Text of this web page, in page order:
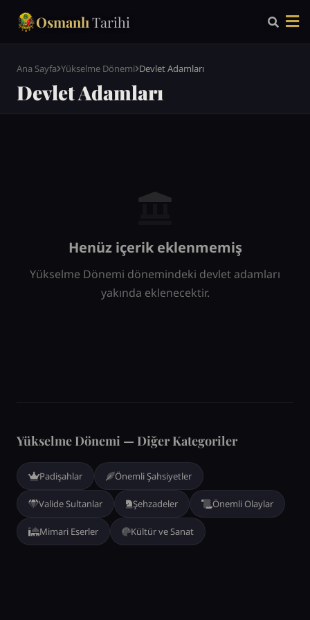
OsmanlıTarihi
Ana Sayfa Yükselme Dönemi Devlet Adamları
Devlet Adamları
Henüz içerik eklenmemiş
Yükselme Dönemi dönemindeki devlet adamları
yakında eklenecektir.
Yükselme Dönemi — Diğer Kategoriler
Padişahlar Önemli Şahsiyetler
Valide Sultanlar Şehzadeler Önemli Olaylar
Mimari Eserler Kültür ve Sanat